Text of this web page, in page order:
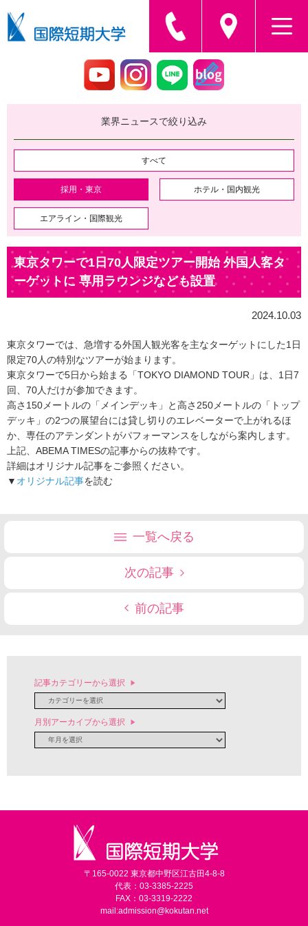
業界ニュースで絞り込み
すべて
採用・東京 ホテル・国内観光
エアライン・国際観光
東京タワーで1日70人限定ツアー開始 外国人客タ
ーゲットに 専用ラウンジなども設置
2024.10.03
東京タワーでは、急増する外国人観光客を主なターゲットにした1日
限定70人の特別なツアーが始まります。
東京タワーで5日から始まる「TOKYO DIAMOND TOUR」は、1日7
回、70人だけが参加できます。
高さ150メートルの「メインデッキ」と高さ250メートルの「トップ
デッキ」の2つの展望台には貸し切りのエレベーターで上がれるほ
か、専任のアテンダントがパフォーマンスをしながら案内します。
上記、ABEMA TIMESの記事からの抜粋です。
詳細はオリジナル記事をご参照ください。
▼ オリジナル記事を読む
一覧へ戻る
次の記事
前の記事
記事カテゴリーから選択
月別アーカイブから選択
〒165-0022 東京都中野区江古田4-8-8
代表：03-3385-2225
FAX：03-3319-2222
mail:admission@kokutan.net